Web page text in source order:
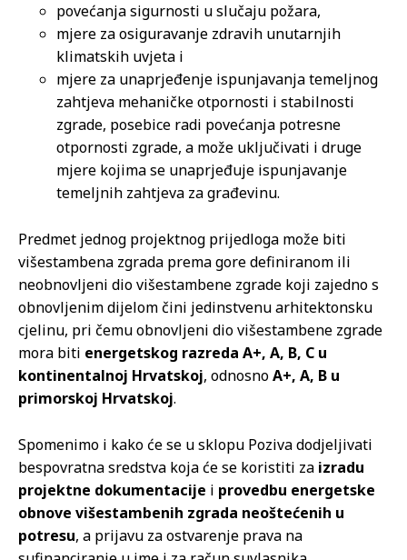
povećanja sigurnosti u slučaju požara,
mjere za osiguravanje zdravih unutarnjih
klimatskih uvjeta i
mjere za unaprjeđenje ispunjavanja temeljnog
zahtjeva mehaničke otpornosti i stabilnosti
zgrade, posebice radi povećanja potresne
otpornosti zgrade, a može uključivati i druge
mjere kojima se unaprjeđuje ispunjavanje
temeljnih zahtjeva za građevinu.
Predmet jednog projektnog prijedloga može biti
višestambena zgrada prema gore definiranom ili
neobnovljeni dio višestambene zgrade koji zajedno s
obnovljenim dijelom čini jedinstvenu arhitektonsku
cjelinu, pri čemu obnovljeni dio višestambene zgrade
mora biti energetskog razreda A+, A, B, C u
kontinentalnoj Hrvatskoj, odnosnoA+, A, B u
primorskoj Hrvatskoj.
Spomenimo i kako će se u sklopu Poziva dodjeljivati
bespovratna sredstva koja će se koristiti za izradu
projektne dokumentacije i provedbu energetske
obnove višestambenih zgrada neoštećenih u
potresu, a prijavu za ostvarenje prava na